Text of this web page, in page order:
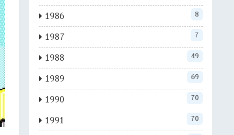
1986 8
1987 7
1988 49
1989 69
1990 70
1991 70